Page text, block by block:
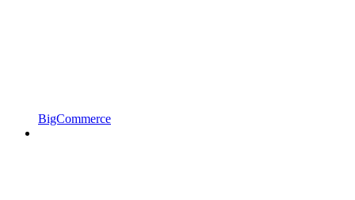
BigCommerce